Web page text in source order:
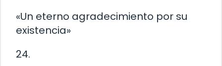
«Un eterno agradecimiento por su
existencia»
24.